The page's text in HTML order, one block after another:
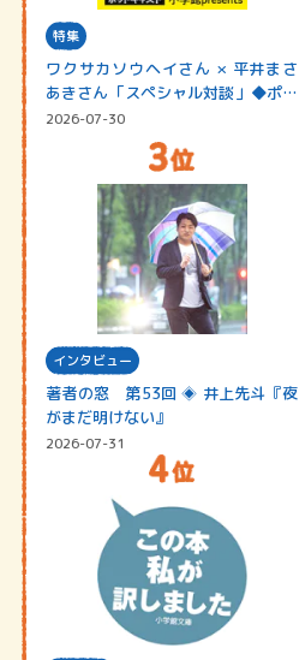
特集
ワクサカソウヘイさん × 平井まさ
あきさん「スペシャル対談」◆ポッ
ドキャスト…
2026-07-30
インタビュー
著者の窓 第53回 ◈ 井上先斗『夜
がまだ明けない』
2026-07-31